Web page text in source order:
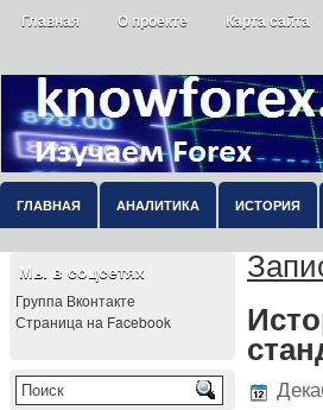
Главная О проекте Карта сайта
ГЛАВНАЯ АНАЛИТИКА ИСТОРИЯ
Мы в соцсетях
Группа Вконтакте
Страница на Facebook